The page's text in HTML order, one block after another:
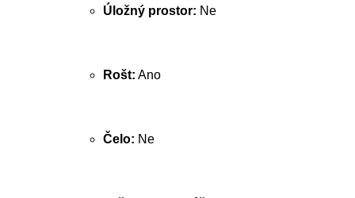
Úložný prostor: Ne
Rošt: Ano
Čelo: Ne